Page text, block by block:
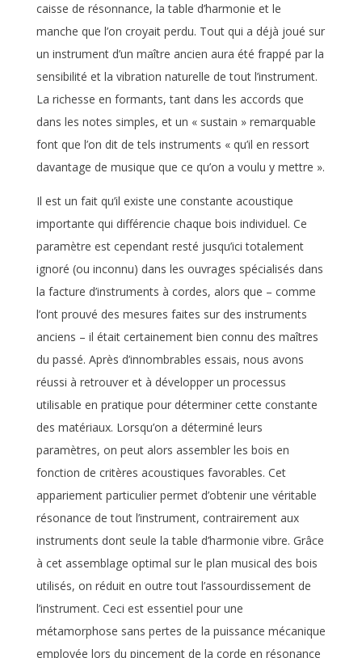
caisse de résonnance, la table d’harmonie et le
manche que l’on croyait perdu. Tout qui a déjà joué sur
un instrument d’un maître ancien aura été frappé par la
sensibilité et la vibration naturelle de tout l’instrument.
La richesse en formants, tant dans les accords que
dans les notes simples, et un « sustain » remarquable
font que l’on dit de tels instruments « qu’il en ressort
davantage de musique que ce qu’on a voulu y mettre ».
Il est un fait qu’il existe une constante acoustique
importante qui différencie chaque bois individuel. Ce
paramètre est cependant resté jusqu’ici totalement
ignoré (ou inconnu) dans les ouvrages spécialisés dans
la facture d’instruments à cordes, alors que – comme
l’ont prouvé des mesures faites sur des instruments
anciens – il était certainement bien connu des maîtres
du passé. Après d’innombrables essais, nous avons
réussi à retrouver et à développer un processus
utilisable en pratique pour déterminer cette constante
des matériaux. Lorsqu’on a déterminé leurs
paramètres, on peut alors assembler les bois en
fonction de critères acoustiques favorables. Cet
appariement particulier permet d’obtenir une véritable
résonance de tout l’instrument, contrairement aux
instruments dont seule la table d’harmonie vibre. Grâce
à cet assemblage optimal sur le plan musical des bois
utilisés, on réduit en outre tout l’assourdissement de
l’instrument. Ceci est essentiel pour une
métamorphose sans pertes de la puissance mécanique
employée lors du pincement de la corde en résonance